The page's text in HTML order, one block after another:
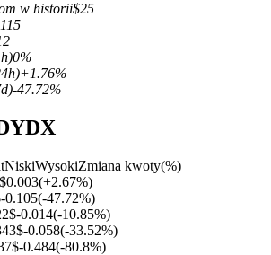
na akcje, forex, metale szlachetne i
w historii$25
0%
+1.76%
-47.72%
NiskiWysokiZmiana kwoty(%)
$0.003(+2.67%)
-0.105(-47.72%)
$-0.014(-10.85%)
$-0.058(-33.52%)
$-0.484(-80.8%)